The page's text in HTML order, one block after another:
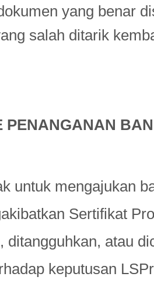
yang benar
salah ditarik
PENANGANAN
untuk mengajukan
Sertifikat
ditangguhkan, atau
keputusan